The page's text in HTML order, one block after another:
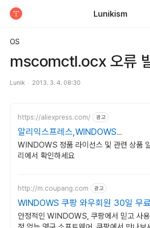
Lunikism
OS
mscomctl.ocx 오류
Lunik 2013. 3. 4. 08:30
https://aliexpress.com/ 광고
알리익스프레스,WINDOWS
Windows 알리에서!
WINDOWS 정품 라이선스 및 관련 상품
리에서 확인하세요
http://m.coupang.com 광고
WINDOWS 쿠팡 와우회원 30일 무
안정적인 WINDOWS, 쿠팡에서 믿고 사